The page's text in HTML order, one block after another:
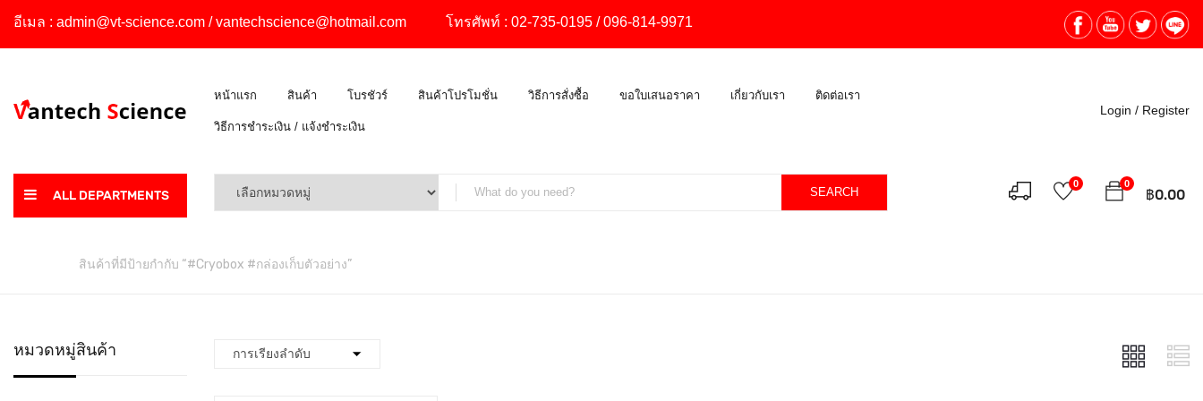
อีเมล : admin@vt-science.com /vantechscience@hotmail.com โทรศัพท์ : 02-735-0195 /096-814-9971
หน้าแรก สินค้า โบรชัวร์ สินค้าโปรโมชั่น วิธีการสั่งซื้อ ขอใบเสนอราคา เกี่ยวกับเรา ติดต่อเรา
วิธีการชำระเงิน / แจ้งชำระเงิน
Login / Register
ALL DEPARTMENTS SEARCH
0
฿0.00
0
สินค้าที่มีป้ายกำกับ “#Cryobox #กล่องเก็บตัวอย่าง”
หมวดหมู่สินค้า